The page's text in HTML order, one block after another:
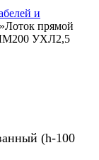
и
»Лоток прямой
УХЛ2,5
(h-100